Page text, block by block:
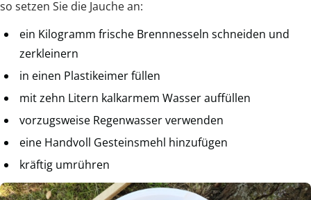
so setzen Sie die Jauche an:
ein Kilogramm frische Brennnesseln schneiden und
zerkleinern
in einen Plastikeimer füllen
mit zehn Litern kalkarmem Wasser auffüllen
vorzugsweise Regenwasser verwenden
eine Handvoll Gesteinsmehl hinzufügen
kräftig umrühren